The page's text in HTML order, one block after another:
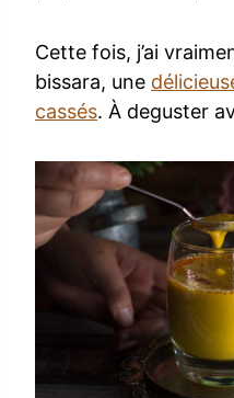
Cette fois, j’ai
bissara, une
cassés. À deguster